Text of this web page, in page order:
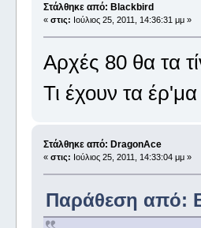
Στάλθηκε από: Blackbird
« στις: Ιούλιος 25, 2011, 14:36:31 μμ »
Αρχές 80 θα τα
Τι έχουν τα
Στάλθηκε από: DragonAce
« στις: Ιούλιος 25, 2011, 14:33:04 μμ »
Παράθεση από: